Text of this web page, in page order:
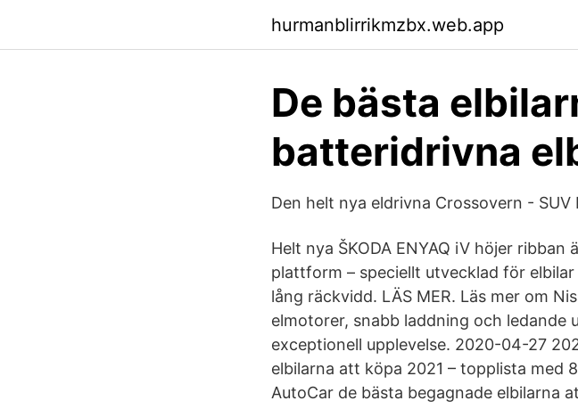
hurmanblirrikmzbx.web.app
De bästa
batteridrivna
Den helt nya eldrivna Crossovern - SUV
Helt nya ŠKODA ENYAQ iV höjer
plattform – speciellt utvecklad för
lång räckvidd. LÄS MER. Läs mer om
elmotorer, snabb laddning och ledande
exceptionell upplevelse. 2020-04-27
elbilarna att köpa 2021 – topplista med
AutoCar de bästa begagnade elbilarna